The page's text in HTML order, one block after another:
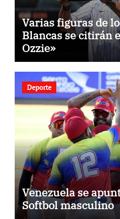
Varias figuras de
Blancas se citirán
Ozzie»
Deporte
Venezuela se
Softbol masculino